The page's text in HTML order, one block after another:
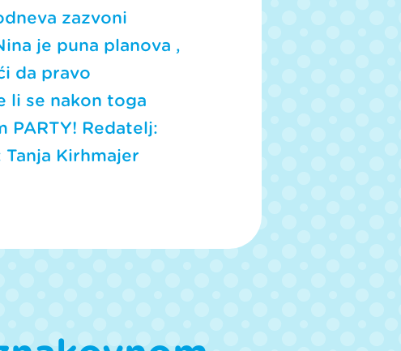
zazvoni
je puna planova ,
da pravo
li se nakon toga
Redatelj:
Kirhmajer